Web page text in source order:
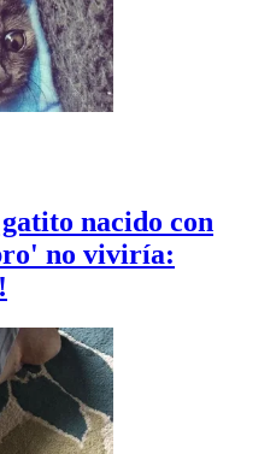
nacido con
no viviría: